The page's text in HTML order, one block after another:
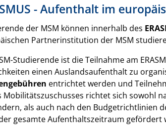
- Aufenthalt im
der MSM können innerhalb des
Partnerinstitution der MSM
Studierende ist die Teilnahme am
einen Auslandsaufenthalt zu
entrichtet werden und
Mobilitätszuschusses richtet sich sowohl
als auch nach den Budgetrichtlinien
gesamte Aufenthaltszeitraum gefördert